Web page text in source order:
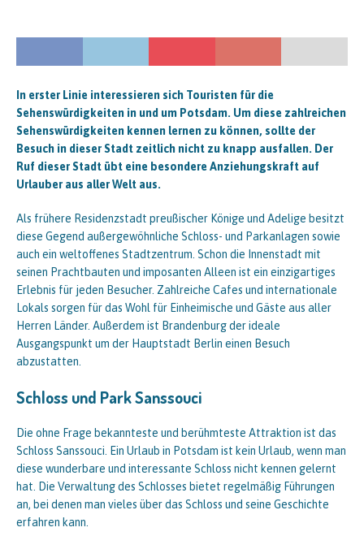
In erster Linie interessieren sich Touristen für die
Sehenswürdigkeiten in und um Potsdam. Um diese zahlreichen
Sehenswürdigkeiten kennen lernen zu können, sollte der
Besuch in dieser Stadt zeitlich nicht zu knapp ausfallen. Der
Ruf dieser Stadt übt eine besondere Anziehungskraft auf
Urlauber aus aller Welt aus.
Als frühere Residenzstadt preußischer Könige und Adelige besitzt
diese Gegend außergewöhnliche Schloss- und Parkanlagen sowie
auch ein weltoffenes Stadtzentrum. Schon die Innenstadt mit
seinen Prachtbauten und imposanten Alleen ist ein einzigartiges
Erlebnis für jeden Besucher. Zahlreiche Cafes und internationale
Lokals sorgen für das Wohl für Einheimische und Gäste aus aller
Herren Länder. Außerdem ist Brandenburg der ideale
Ausgangspunkt um der Hauptstadt Berlin einen Besuch
abzustatten.
Schloss und Park Sanssouci
Die ohne Frage bekannteste und berühmteste Attraktion ist das
Schloss Sanssouci. Ein Urlaub in Potsdam ist kein Urlaub, wenn man
diese wunderbare und interessante Schloss nicht kennen gelernt
hat. Die Verwaltung des Schlosses bietet regelmäßig Führungen
an, bei denen man vieles über das Schloss und seine Geschichte
erfahren kann.